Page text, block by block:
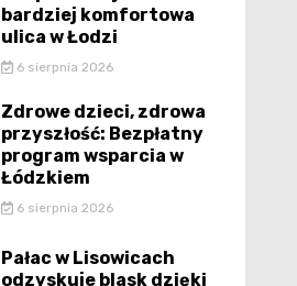
bardziej komfortowa
ulica w Łodzi
6 sierpnia 2026
Zdrowe dzieci, zdrowa
przyszłość: Bezpłatny
program wsparcia w
Łódzkiem
6 sierpnia 2026
Pałac w Lisowicach
odzyskuje blask dzięki